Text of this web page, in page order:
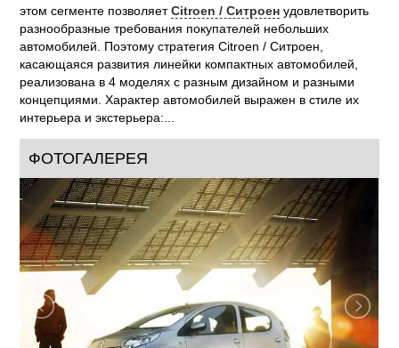
этом сегменте позволяетCitroen / Ситроен удовлетворить
разнообразные требования покупателей небольших
автомобилей. Поэтому стратегия Citroen / Ситроен,
касающаяся развития линейки компактных автомобилей,
реализована в 4 моделях с разным дизайном и разными
концепциями. Характер автомобилей выражен в стиле их
интерьера и экстерьера:...
ФОТОГАЛЕРЕЯ